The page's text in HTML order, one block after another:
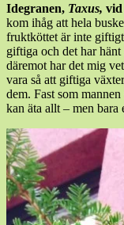
Idegranen, Taxus, vid
kom ihåg att hela
fruktköttet är inte
giftiga och det har
däremot har det mig
vara så att giftiga
dem. Fast som
kan äta allt – men